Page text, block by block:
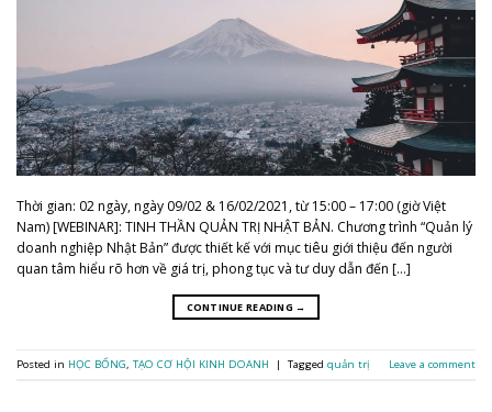
Thời gian: 02 ngày, ngày 09/02 & 16/02/2021, từ 15:00 – 17:00 (giờ Việt
Nam) [WEBINAR]: TINH THẦN QUẢN TRỊ NHẬT BẢN. Chương trình “Quản lý
doanh nghiệp Nhật Bản” được thiết kế với mục tiêu giới thiệu đến người
quan tâm hiểu rõ hơn về giá trị, phong tục và tư duy dẫn đến […]
CONTINUE READING →
Posted in HỌC BỔNG, TẠO CƠ HỘI KINH DOANH | Tagged quản trị Leave a comment